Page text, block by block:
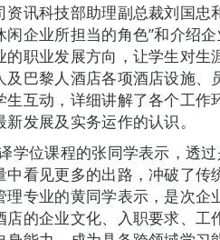
资讯科技部助理副总裁刘国忠
闲企业所担当的角色”和介绍
的职业发展方向，让学生对
及巴黎人酒店各项酒店设施
生互动，详细讲解了各个工作
发展及实务运作的认识。
学位课程的张同学表示，透
看见更多的出路，冲破了传
理专业的黄同学表示，是次
的企业文化、入职要求、工